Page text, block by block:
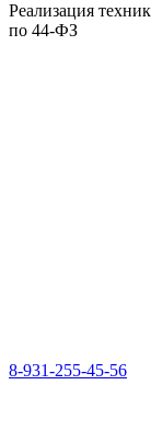
Реализация
по 44-ФЗ
8-931-255-45-56